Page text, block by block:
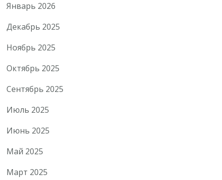
Январь 2026
Декабрь 2025
Ноябрь 2025
Октябрь 2025
Сентябрь 2025
Июль 2025
Июнь 2025
Май 2025
Март 2025